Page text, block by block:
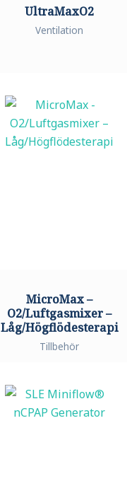
UltraMaxO2
Ventilation
MicroMax –
O2/Luftgasmixer –
Låg/Högflödesterapi
Tillbehör